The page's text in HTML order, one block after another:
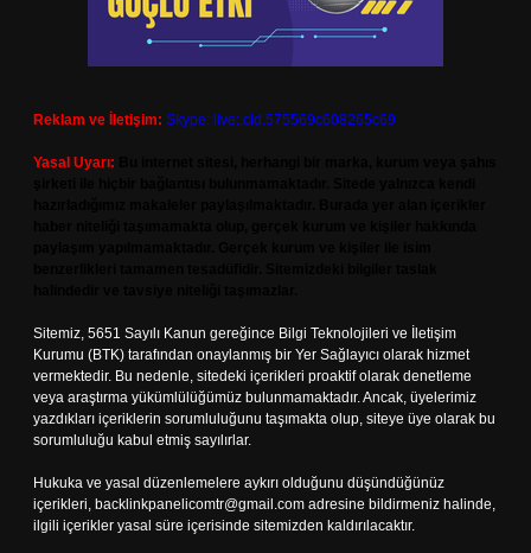
Reklam ve İletişim: Skype: live:.cid.575569c608265c69
Yasal Uyarı:
Sitemiz, 5651 Sayılı Kanun gereğince Bilgi Teknolojileri ve İletişim
Kurumu (BTK) tarafından onaylanmış bir Yer Sağlayıcı olarak hizmet
vermektedir. Bu nedenle, sitedeki içerikleri proaktif olarak denetleme
veya araştırma yükümlülüğümüz bulunmamaktadır. Ancak, üyelerimiz
yazdıkları içeriklerin sorumluluğunu taşımakta olup, siteye üye olarak bu
sorumluluğu kabul etmiş sayılırlar.
Hukuka ve yasal düzenlemelere aykırı olduğunu düşündüğünüz
içerikleri, backlinkpanelicomtr@gmail.com adresine bildirmeniz halinde,
ilgili içerikler yasal süre içerisinde sitemizden kaldırılacaktır.